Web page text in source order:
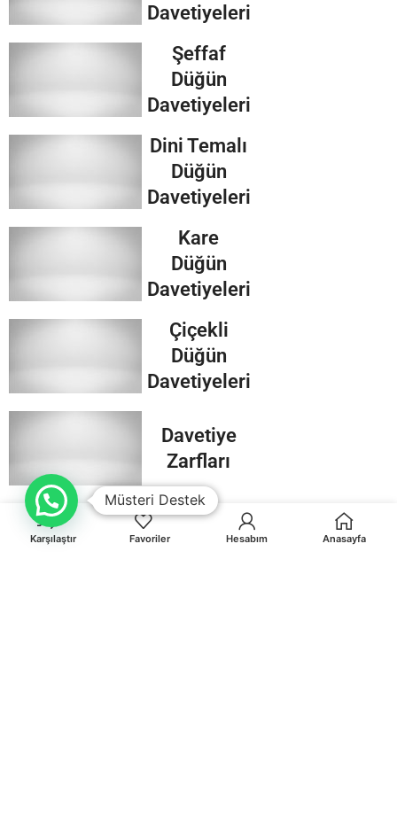
Davetiyeleri
Şeffaf
Düğün
Davetiyeleri
Dini Temalı
Düğün
Davetiyeleri
Kare
Düğün
Davetiyeleri
Çiçekli
Düğün
Davetiyeleri
Davetiye
Zarfları
Karşılaştır Favoriler Hesabım Anasayfa
Müsteri Destek